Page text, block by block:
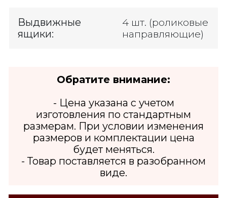
Выдвижные
ящики:
4 шт. (роликовые
направляющие)
Обратите внимание:
- Цена указана с учетом
изготовления по стандартным
размерам. При условии изменения
размеров и комплектации цена
будет меняться.
- Товар поставляется в разобранном
виде.